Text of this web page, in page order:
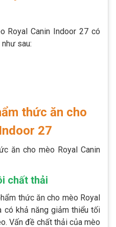
Royal Canin Indoor 27 có
sau:
thức ăn cho
27
ăn cho mèo Royal Canin
chất thải
thức ăn cho mèo Royal
có khả năng giảm thiểu tối
Vấn đề chất thải của mèo